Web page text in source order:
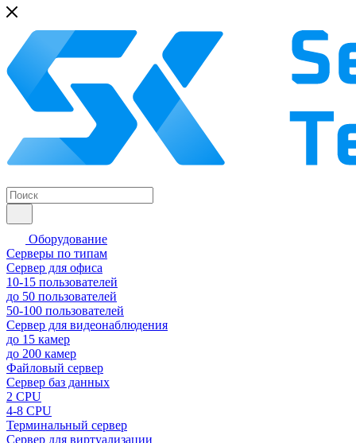
Оборудование
Серверы по типам
Сервер для офиса
10-15 пользователей
до 50 пользователей
50-100 пользователей
Сервер для видеонаблюдения
до 15 камер
до 200 камер
Файловый сервер
Сервер баз данных
2 CPU
4-8 CPU
Терминальный сервер
Сервер для виртуализации